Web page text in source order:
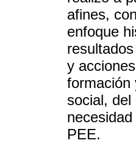
afines,
enfoque
y
formación
social,
PEE.